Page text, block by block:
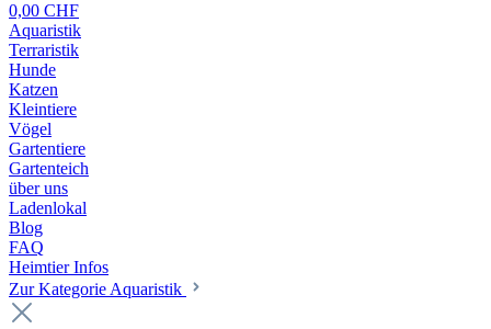
0,00 CHF
Aquaristik
Terraristik
Hunde
Katzen
Kleintiere
Vögel
Gartentiere
Gartenteich
über uns
Ladenlokal
Blog
FAQ
Heimtier Infos
Zur Kategorie Aquaristik